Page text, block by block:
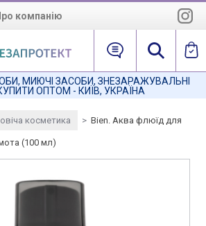
компанію
Про нас
Наша місія
МИЮЧІ ЗАСОБИ, ЗНЕЗАРАЖУВАЛЬНІ
ОПТОМ - КИЇВ, УКРАЇНА
косметика > Bien. Аква флюїд для
(100 мл)